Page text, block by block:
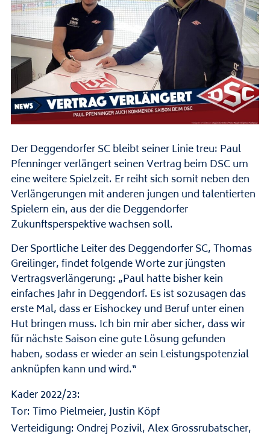
Der Deggendorfer SC bleibt seiner Linie treu: Paul
Pfenninger verlängert seinen Vertrag beim DSC um
eine weitere Spielzeit. Er reiht sich somit neben den
Verlängerungen mit anderen jungen und talentierten
Spielern ein, aus der die Deggendorfer
Zukunftsperspektive wachsen soll.
Der Sportliche Leiter des Deggendorfer SC, Thomas
Greilinger, findet folgende Worte zur jüngsten
Vertragsverlängerung: „Paul hatte bisher kein
einfaches Jahr in Deggendorf. Es ist sozusagen das
erste Mal, dass er Eishockey und Beruf unter einen
Hut bringen muss. Ich bin mir aber sicher, dass wir
für nächste Saison eine gute Lösung gefunden
haben, sodass er wieder an sein Leistungspotenzial
anknüpfen kann und wird.“
Kader 2022/23:
Tor: Timo Pielmeier, Justin Köpf
Verteidigung: Ondrej Pozivil, Alex Grossrubatscher,